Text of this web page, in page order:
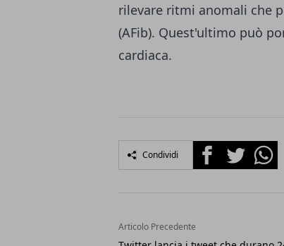
rilevare ritmi anomali che
(AFib). Quest'ultimo può
cardiaca.
Condividi FacebookTwitter
Articolo Precedente